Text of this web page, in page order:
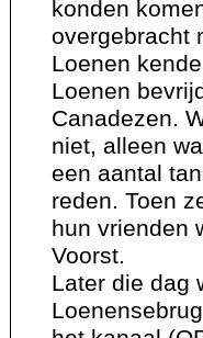
konden
overgebracht
Loenen
Loenen
Canadezen.
niet, alleen
een aantal
reden. Toen
hun vrienden
Voorst.
Later die dag